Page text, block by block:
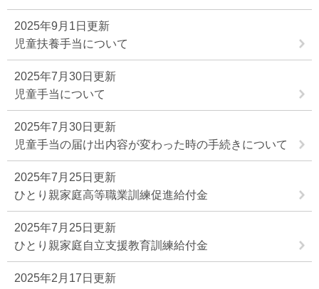
2025年9月1日更新
児童扶養手当について
2025年7月30日更新
児童手当について
2025年7月30日更新
児童手当の届け出内容が変わった時の手続きについて
2025年7月25日更新
ひとり親家庭高等職業訓練促進給付金
2025年7月25日更新
ひとり親家庭自立支援教育訓練給付金
2025年2月17日更新